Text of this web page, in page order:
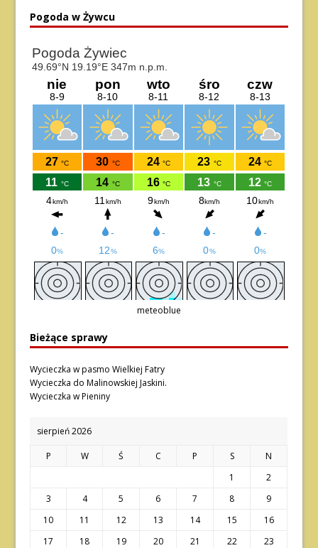
Pogoda w Żywcu
meteoblue
Bieżące sprawy
Wycieczka w pasmo Wielkiej Fatry
Wycieczka do Malinowskiej Jaskini.
Wycieczka w Pieniny
sierpień 2026
P W Ś C P S
N
1
2
3
4 5 6 7 8
9
10
11 12 13 14 15
16
17
18 19 20 21 22
23